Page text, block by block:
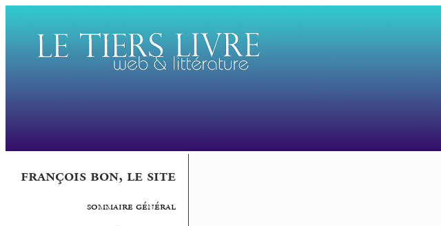
françois bon, le site
sommaire général